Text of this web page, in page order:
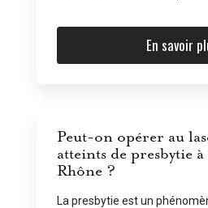
En savoir
Peut-on opérer au
atteints de presbytie
Rhône ?
La presbytie est un